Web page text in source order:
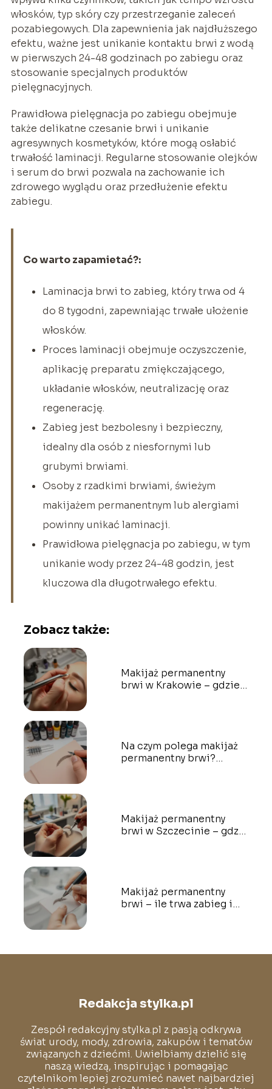
włosków, typ skóry czy przestrzeganie zaleceń
pozabiegowych. Dla zapewnienia jak najdłuższego
efektu, ważne jest unikanie kontaktu brwi z wodą
w pierwszych 24-48 godzinach po zabiegu oraz
stosowanie specjalnych produktów
pielęgnacyjnych.
Prawidłowa pielęgnacja po zabiegu obejmuje
także delikatne czesanie brwi i unikanie
agresywnych kosmetyków, które mogą osłabić
trwałość laminacji. Regularne stosowanie olejków
i serum do brwi pozwala na zachowanie ich
zdrowego wyglądu oraz przedłużenie efektu
zabiegu.
Co warto zapamietać?:
Laminacja brwi to zabieg, który trwa od 4
do 8 tygodni, zapewniając trwałe ułożenie
włosków.
Proces laminacji obejmuje oczyszczenie,
aplikację preparatu zmiękczającego,
układanie włosków, neutralizację oraz
regenerację.
Zabieg jest bezbolesny i bezpieczny,
idealny dla osób z niesfornymi lub
grubymi brwiami.
Osoby z rzadkimi brwiami, świeżym
makijażem permanentnym lub alergiami
powinny unikać laminacji.
Prawidłowa pielęgnacja po zabiegu, w tym
unikanie wody przez 24-48 godzin, jest
kluczowa dla długotrwałego efektu.
Zobacz także:
Makijaż permanentny
brwi w Krakowie – gdzie
Na czym polega makijaż
permanentny brwi?
Makijaż permanentny
brwi w Szczecinie – gdzie
Makijaż permanentny
brwi – ile trwa zabieg i
Redakcja stylka.pl
Zespół redakcyjny stylka.pl z pasją odkrywa
świat urody, mody, zdrowia, zakupów i tematów
związanych z dziećmi. Uwielbiamy dzielić się
naszą wiedzą, inspirując i pomagając
czytelnikom lepiej zrozumieć nawet najbardziej